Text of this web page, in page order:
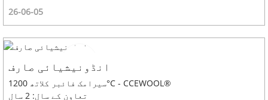
26-06-05
انڈونیشیائی صارف
سیرامک ​​فائبر کلاتھ 1200°C - CCEWOOL®
تعاون کے سال: 2 سال